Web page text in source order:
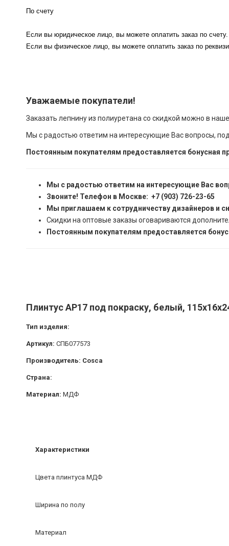
По счету
Если вы юридическое лицо, вы можете оплатить заказ по счету.
Если вы физическое лицо, вы можете оплатить заказ по
Уважаемые покупатели!
Заказать лепнину из полиуретана со скидкой можно в
Мы с радостью ответим на интересующие Вас вопросы,
Постоянным покупателям предоставляется бонусная
Мы с радостью ответим на интересующие Вас
Звоните! Телефон в Москве: +7 (903) 726-23-65
Мы приглашаем к сотрудничеству дизайнеров и
Скидки на оптовые заказы оговариваются
Постоянным покупателям предоставляется
Плинтус AP17 под покраску, белый,
Тип изделия:
Артикул: СПБ077573
Производитель: Cosca
Страна:
Материал: МДФ
Характеристики
Цвета плинтуса МДФ
Ширина по полу
Материал